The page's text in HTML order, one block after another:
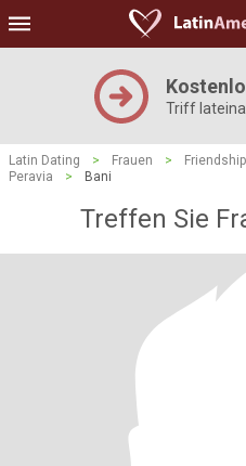
Triff
Latin Dating > Frauen > Friendship
Peravia
> Bani
Treffen Sie